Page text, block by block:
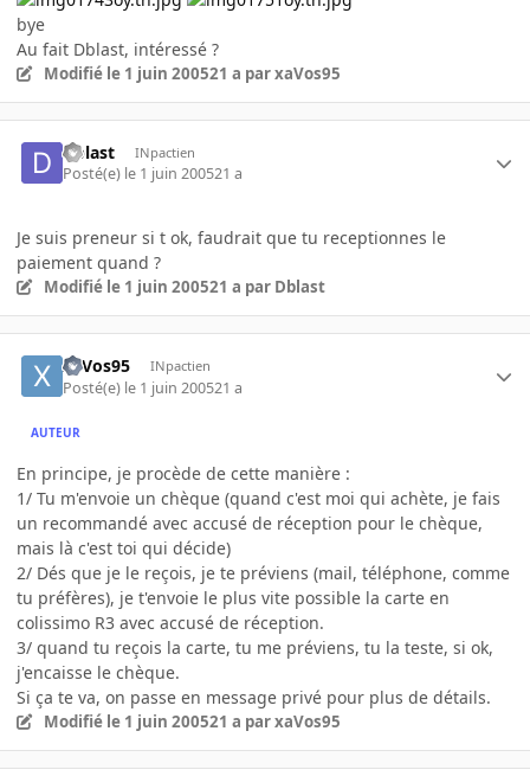
bye
Au fait Dblast, intéressé ?
Modifié le 1 juin 200521 a par xaVos95
Dblast INpactien
Posté(e) le 1 juin 200521 a
Je suis preneur si t ok, faudrait que tu receptionnes le
paiement quand ?
Modifié le 1 juin 200521 a par Dblast
xaVos95 INpactien
Posté(e) le 1 juin 200521 a
AUTEUR
En principe, je procède de cette manière :
1/ Tu m'envoie un chèque (quand c'est moi qui achète, je fais
un recommandé avec accusé de réception pour le chèque,
mais là c'est toi qui décide)
2/ Dés que je le reçois, je te préviens (mail, téléphone, comme
tu préfères), je t'envoie le plus vite possible la carte en
colissimo R3 avec accusé de réception.
3/ quand tu reçois la carte, tu me préviens, tu la teste, si ok,
j'encaisse le chèque.
Si ça te va, on passe en message privé pour plus de détails.
Modifié le 1 juin 200521 a par xaVos95